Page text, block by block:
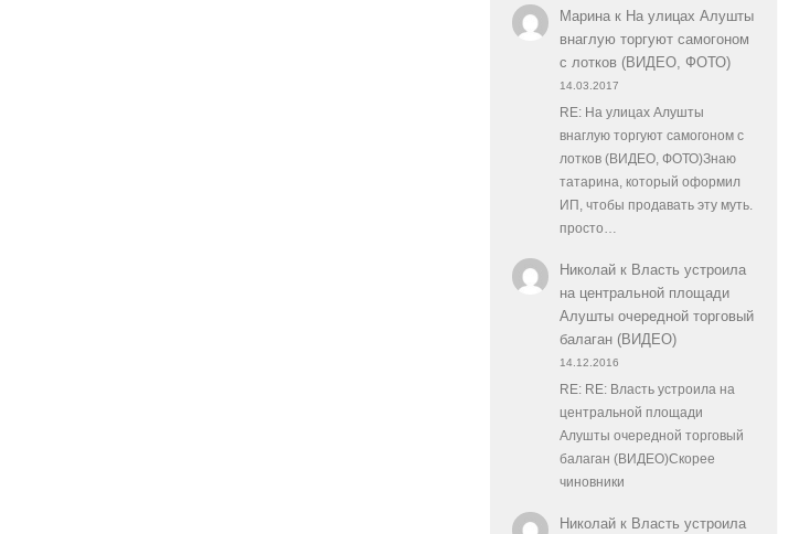
Маринак На улицах Алушты
внаглую торгуют самогоном
с лотков (ВИДЕО, ФОТО)
14.03.2017
RE: На улицах Алушты
внаглую торгуют самогоном с
лотков (ВИДЕО, ФОТО)Знаю
татарина, который оформил
ИП, чтобы продавать эту муть.
просто…
Николайк Власть устроила
на центральной площади
Алушты очередной торговый
балаган (ВИДЕО)
14.12.2016
RE: RE: Власть устроила на
центральной площади
Алушты очередной торговый
балаган (ВИДЕО)Скорее
чиновники
Николайк Власть устроила